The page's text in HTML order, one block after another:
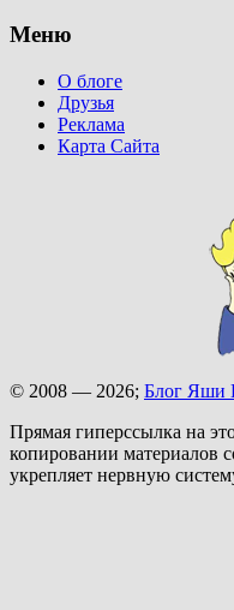
Меню
О блоге
Друзья
Реклама
Карта Сайта
© 2008 — 2026; Блог Яши
Прямая гиперссылка на
копировании материалов
укрепляет нервную